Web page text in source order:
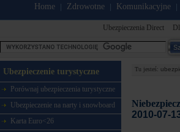
Home Zdrowotne Komunikacyjne
Ubezpieczenia Direct
Ubezpieczenie turystyczne
Porównaj ubezpieczenia turystyczne
Ubezpieczenie na narty i snowboard
Karta Euro<26
Tu jesteś:
2010-07-